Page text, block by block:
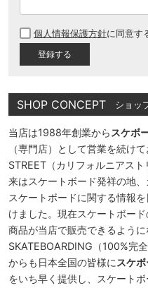
須
個人情報保護方針に同意す
SHOP CONCEPT ショッ
当店は1988年創業から スケボ
（専門店）として営業を続け
STREET（カリフォルニアス
来はスケートボード発祥の地
スケートボードに関する情報
けました。現在スケートボー
商品が当店で販売できるよう
SKATEBOARDING（100%完
からも日本全国の皆様に スケ
をいち早く提供し、スケート